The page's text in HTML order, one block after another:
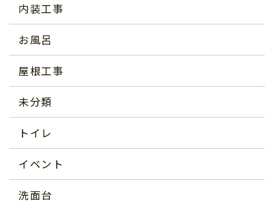
内装工事
お風呂
屋根工事
未分類
トイレ
イベント
洗面台